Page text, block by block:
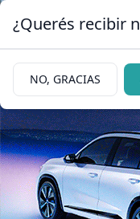
03/06/2026
Las Rutas
¿Querés recibir
NO, GRACIAS